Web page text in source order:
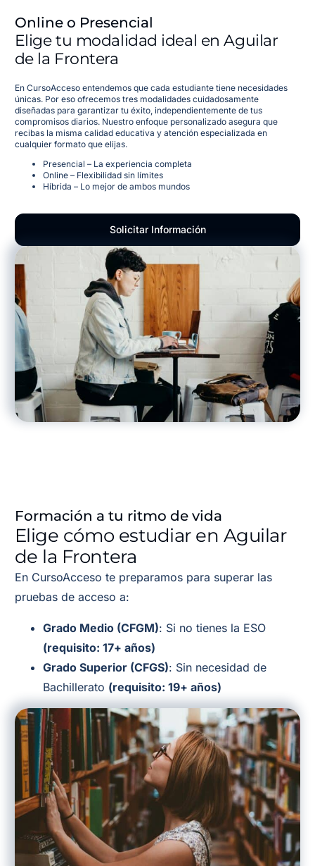
Online o Presencial
Elige tu modalidad ideal en Aguilar
de la Frontera
En CursoAcceso entendemos que cada estudiante tiene necesidades
únicas. Por eso ofrecemos tres modalidades cuidadosamente
diseñadas para garantizar tu éxito, independientemente de tus
compromisos diarios. Nuestro enfoque personalizado asegura que
recibas la misma calidad educativa y atención especializada en
cualquier formato que elijas.
Presencial – La experiencia completa
Online – Flexibilidad sin límites
Híbrida – Lo mejor de ambos mundos
Solicitar Información
Formación a tu ritmo de vida
Elige cómo estudiar en Aguilar
de la Frontera
En CursoAcceso te preparamos para superar las
pruebas de acceso a:
Grado Medio (CFGM): Si no tienes la ESO
(requisito: 17+ años)
Grado Superior (CFGS): Sin necesidad de
Bachillerato (requisito: 19+ años)